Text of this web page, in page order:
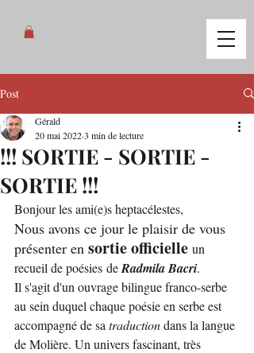
Post
!!! SORTIE - SORTIE -
SORTIE !!!
Gérald
20 mai 20223 min de lecture
Bonjour les ami(e)s heptacélestes,
Nous avons ce jour le plaisir de vous
présenter en sortie officielle un
recueil de poésies de Radmila Bacri.
Il s'agit d'un ouvrage bilingue franco-serbe
au sein duquel chaque poésie en serbe est
accompagné de sa traduction dans la langue
de Molière. Un univers fascinant, très